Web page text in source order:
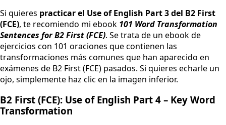
Si quieres practicar el Use of English Part 3 del B2 First
(FCE), te recomiendo mi ebook 101 Word Transformation
Sentences for B2 First (FCE). Se trata de un ebook de
ejercicios con 101 oraciones que contienen las
transformaciones más comunes que han aparecido en
exámenes de B2 First (FCE) pasados. Si quieres echarle un
ojo, simplemente haz clic en la imagen inferior.
B2 First (FCE): Use of English Part 4 – Key Word
Transformation